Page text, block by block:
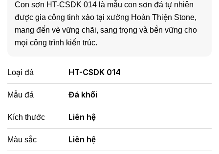
Con sơn HT-CSDK 014 là mẫu con sơn đá tự nhiên
được gia công tinh xảo tại xưởng Hoàn Thiện Stone,
mang đến vẻ vững chãi, sang trọng và bền vững cho
mọi công trình kiến trúc.
Loại đá HT-CSDK 014
Mẫu đá Đá khối
Kích thước Liên hệ
Màu sắc Liên hệ